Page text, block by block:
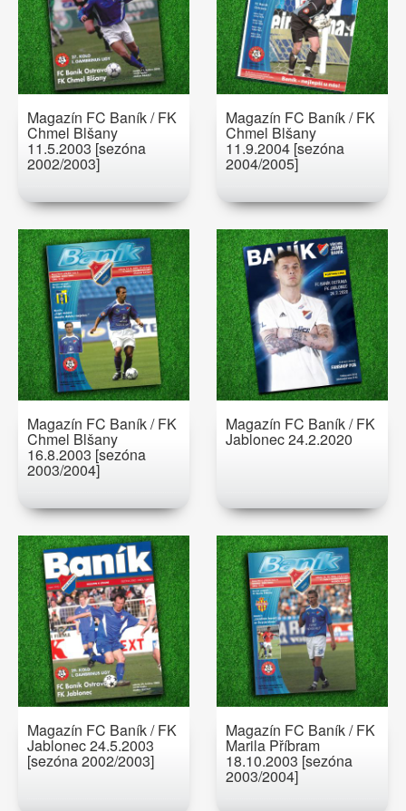
Magazín FC Baník / FK
Chmel Blšany
11.5.2003 [sezóna
2002/2003]
Magazín FC Baník / FK
Chmel Blšany
11.9.2004 [sezóna
2004/2005]
Magazín FC Baník / FK
Chmel Blšany
16.8.2003 [sezóna
2003/2004]
Magazín FC Baník / FK
Jablonec 24.2.2020
Magazín FC Baník / FK
Jablonec 24.5.2003
[sezóna 2002/2003]
Magazín FC Baník / FK
Marila Příbram
18.10.2003 [sezóna
2003/2004]